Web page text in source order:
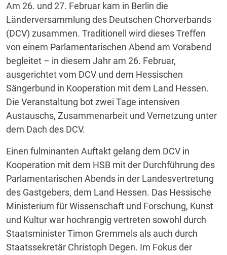
Am 26. und 27. Februar kam in Berlin die
Länderversammlung des Deutschen Chorverbands
(DCV) zusammen. Traditionell wird dieses Treffen
von einem Parlamentarischen Abend am Vorabend
begleitet – in diesem Jahr am 26. Februar,
ausgerichtet vom DCV und dem Hessischen
Sängerbund in Kooperation mit dem Land Hessen.
Die Veranstaltung bot zwei Tage intensiven
Austauschs, Zusammenarbeit und Vernetzung unter
dem Dach des DCV.
Einen fulminanten Auftakt gelang dem DCV in
Kooperation mit dem HSB mit der Durchführung des
Parlamentarischen Abends in der Landesvertretung
des Gastgebers, dem Land Hessen. Das Hessische
Ministerium für Wissenschaft und Forschung, Kunst
und Kultur war hochrangig vertreten sowohl durch
Staatsminister Timon Gremmels als auch durch
Staatssekretär Christoph Degen. Im Fokus der